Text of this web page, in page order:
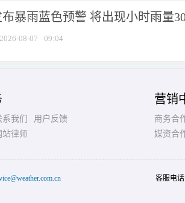
暴雨蓝色预警 将出现小时雨量
2026-08-07 09:04
系我们
用户反馈
站律师
营销
商务合
媒资合
客服电